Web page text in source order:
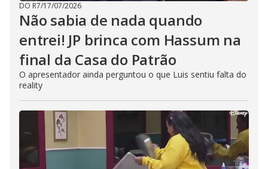
DO R7/17/07/2026
Não sabia de nada quando
entrei! JP brinca com Hassum na
final da Casa do Patrão
O apresentador ainda perguntou o que Luis sentiu falta do
reality